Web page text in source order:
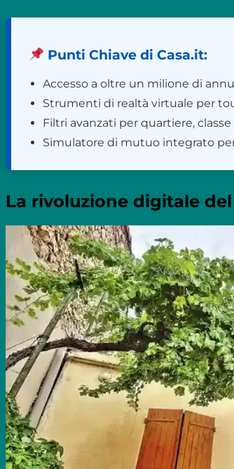
Punti Chiave di Casa.it:
Accesso a oltre un milione di
Strumenti di realtà virtuale per
Filtri avanzati per quartiere,
Simulatore di mutuo integrato
La rivoluzione digitale